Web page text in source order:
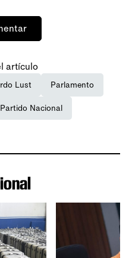
artículo
Lust Parlamento
Partido Nacional